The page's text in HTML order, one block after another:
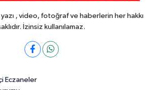
, video, fotoğraf ve haberlerin her hakkı
İzinsiz kullanılamaz.
Eczaneler